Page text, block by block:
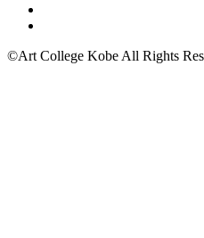
©Art College Kobe All Rights